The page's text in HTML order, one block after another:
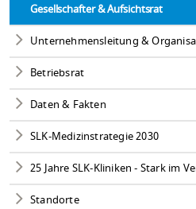
Gesellschafter & Aufsichtsrat
Unternehmensleitung &
Betriebsrat
Daten & Fakten
SLK-Medizinstrategie 2030
25 Jahre SLK-Kliniken - Stark im
Standorte